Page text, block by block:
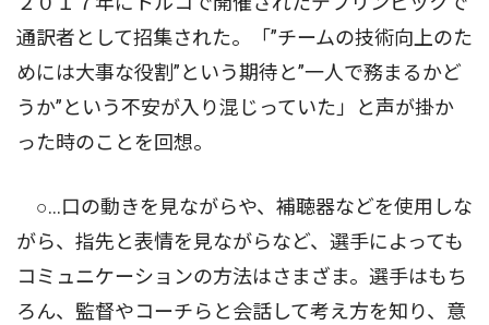
通訳者として招集された。「”チームの技術向上のた
めには大事な役割”という期待と”一人で務まるかど
うか”という不安が入り混じっていた」と声が掛か
った時のことを回想。
○…口の動きを見ながらや、補聴器などを使用しな
がら、指先と表情を見ながらなど、選手によっても
コミュニケーションの方法はさまざま。選手はもち
ろん、監督やコーチらと会話して考え方を知り、意